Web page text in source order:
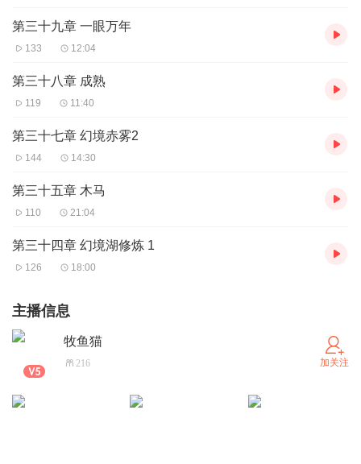
第三十九章 一眼万年
133 12:04
第三十八章 成熟
119 11:40
第三十七章 幻境赤雾2
144 14:30
第三十五章 木马
110 21:04
第三十四章 幻境湖修炼 1
126 18:00
主播信息
牧鱼猫
216 加关注